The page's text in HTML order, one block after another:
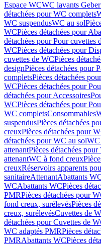
Espace WCWC lavants
détachées pour WC complets
WC suspendusWC au sol
WCPièces détachées pour
détachées pour Pour cuvettes
WCPièces détachées pour
cuvettes de WCPièces
designPièces détachées pour
completsPièces détachées
WCPièces détachées pour
détachées pour Accessoires
WCPièces détachées pour
WC completsConsommables
suspendusPièces détachées
creuxPièces détachées pour
détachées pour WC au solWC
attenantPièces détachées
attenantWC à fond creux
creuxRéservoirs apparents
sanitaireAttenantAbattants
WCAbattants WCPièces
PMRPièces détachées pour
fond creux, surélevésPièces
creux, surélevésCuvettes de
détachées pour Cuvettes de
WC adaptés PMRPièces
PMRAbattants WCPièces